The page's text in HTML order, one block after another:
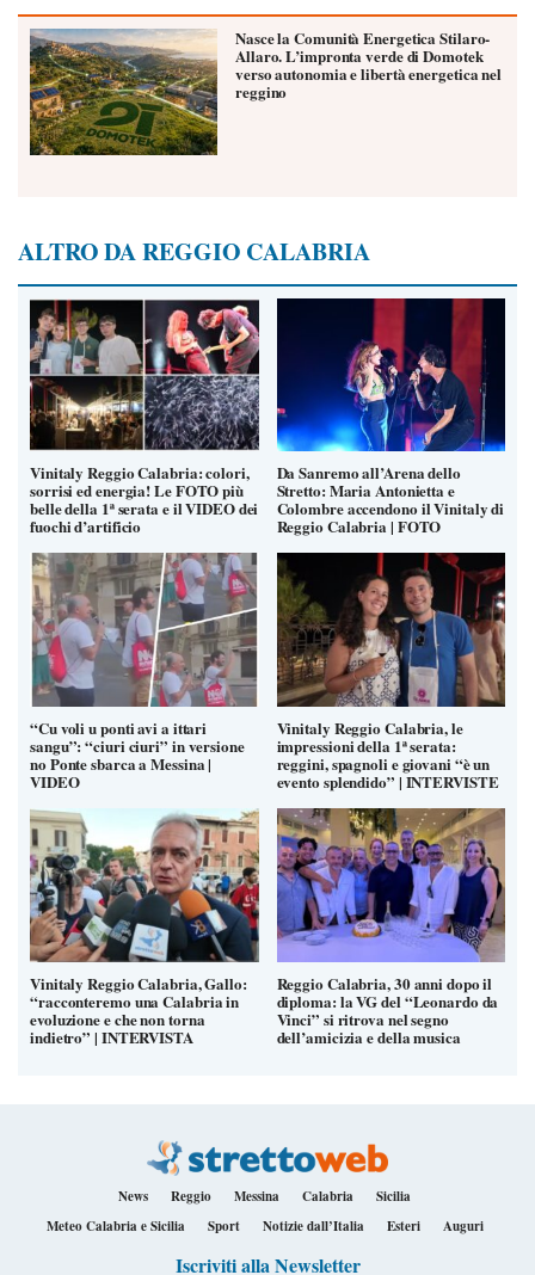
Nasce la Comunità Energetica Stilaro-
Allaro. L’impronta verde di Domotek
verso autonomia e libertà energetica nel
reggino
ALTRO DA REGGIO CALABRIA
Vinitaly Reggio Calabria: colori,
sorrisi ed energia! Le FOTO più
belle della 1ª serata e il VIDEO dei
fuochi d’artificio
Da Sanremo all’Arena dello
Stretto: Maria Antonietta e
Colombre accendono il Vinitaly di
Reggio Calabria | FOTO
“Cu voli u ponti avi a ittari
sangu”: “ciuri ciuri” in versione
no Ponte sbarca a Messina |
VIDEO
Vinitaly Reggio Calabria, le
impressioni della 1ª serata:
reggini, spagnoli e giovani “è un
evento splendido” | INTERVISTE
Vinitaly Reggio Calabria, Gallo:
“racconteremo una Calabria in
evoluzione e che non torna
indietro” | INTERVISTA
Reggio Calabria, 30 anni dopo il
diploma: la VG del “Leonardo da
Vinci” si ritrova nel segno
dell’amicizia e della musica
News Reggio Messina Calabria
Sicilia
Meteo Calabria e Sicilia
Sport Notizie dall’Italia Esteri Auguri
Iscriviti alla Newsletter